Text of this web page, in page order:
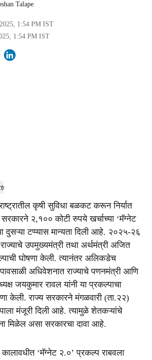
Talape
1:54 PM IST
1:54 PM IST
कृषी सुविधा बळकट करून निर्यात
सरकारने २,१०० कोटी रुपये खर्चाच्या ‘मॅग्नेट
दुसऱ्या टप्प्यास मान्यता दिली आहे. २०२५-२६
उपमुख्यमंत्री तथा अर्थमंत्री अजित
घोषणा केली. त्यानंतर अलिकडेच
पावसाळी अधिवेशनात राज्याचे पणनमंत्री आणि
जयकुमार रावल यांनी या प्रकल्पाचा
केली. राज्य सरकारने मंगळवारी (ता.२२)
मंजूरी दिली आहे. त्यामुळे शेतकऱ्यांचे
मिळेल असा सरकारचा दावा आहे.
‘मॅग्नेट २.०’ प्रकल्प राबवला